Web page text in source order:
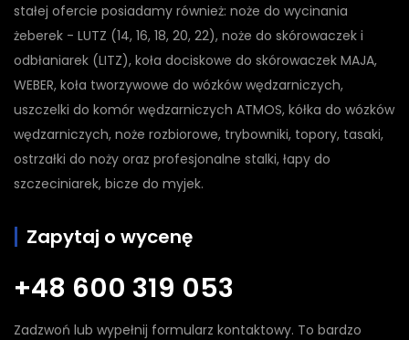
stałej ofercie posiadamy również: noże do wycinania
żeberek - LUTZ (14, 16, 18, 20, 22), noże do skórowaczek i
odbłaniarek (LITZ), koła dociskowe do skórowaczek MAJA,
WEBER, koła tworzywowe do wózków wędzarniczych,
uszczelki do komór wędzarniczych ATMOS, kółka do wózków
wędzarniczych, noże rozbiorowe, trybowniki, topory, tasaki,
ostrzałki do noży oraz profesjonalne stalki, łapy do
szczeciniarek, bicze do myjek.
Zapytaj o wycenę
+48 600 319 053
Zadzwoń lub wypełnij formularz kontaktowy. To bardzo